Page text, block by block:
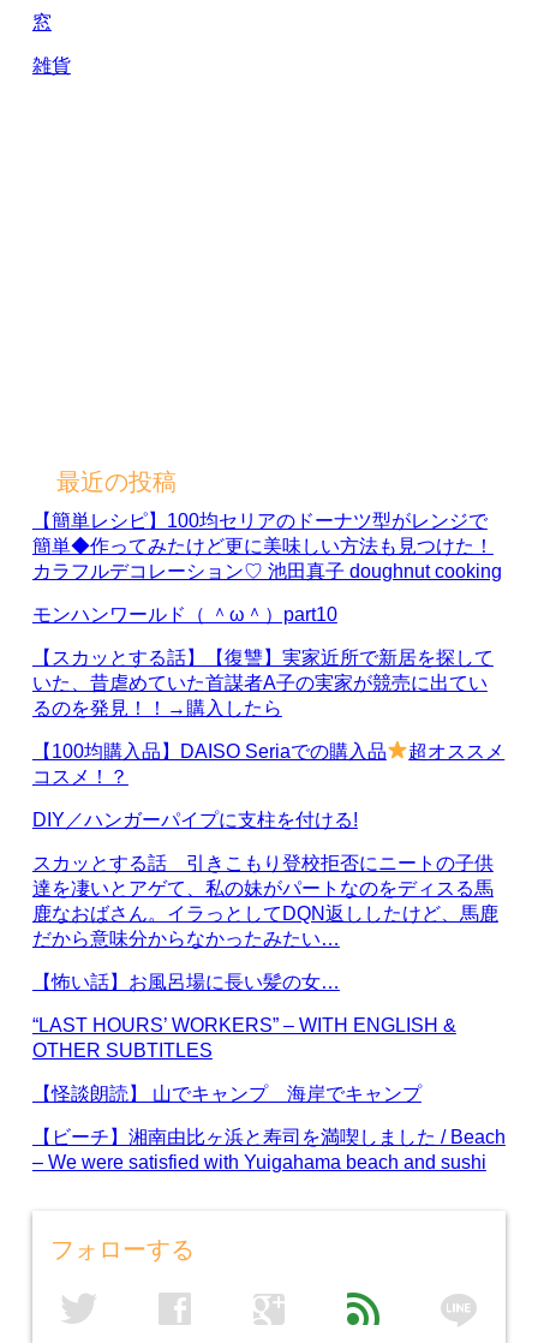
窓
雑貨
最近の投稿
【簡単レシピ】100均セリアのドーナツ型がレンジで
簡単◆作ってみたけど更に美味しい方法も見つけた！
カラフルデコレーション♡ 池田真子 doughnut cooking
モンハンワールド（ ＾ω＾）part10
【スカッとする話】【復讐】実家近所で新居を探して
いた、昔虐めていた首謀者A子の実家が競売に出てい
るのを発見！！→購入したら
【100均購入品】DAISO Seriaでの購入品
超オススメ
コスメ！？
DIY／ハンガーパイプに支柱を付ける!
スカッとする話 引きこもり登校拒否にニートの子供
達を凄いとアゲて、私の妹がパートなのをディスる馬
鹿なおばさん。イラっとしてDQN返ししたけど、馬鹿
だから意味分からなかったみたい…
【怖い話】お風呂場に長い髪の女…
“LAST HOURS’ WORKERS” – WITH ENGLISH &
OTHER SUBTITLES
【怪談朗読】 山でキャンプ 海岸でキャンプ
【ビーチ】湘南由比ヶ浜と寿司を満喫しました / Beach
– We were satisfied with Yuigahama beach and sushi
フォローする
twitter facebook google feed line